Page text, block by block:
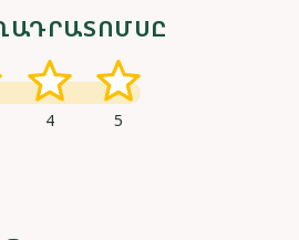
4 5